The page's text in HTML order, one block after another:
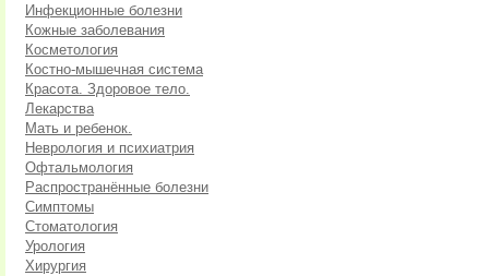
Инфекционные болезни
Кожные заболевания
Косметология
Костно-мышечная система
Красота. Здоровое тело.
Лекарства
Мать и ребенок.
Неврология и психиатрия
Офтальмология
Распространённые болезни
Симптомы
Стоматология
Урология
Хирургия